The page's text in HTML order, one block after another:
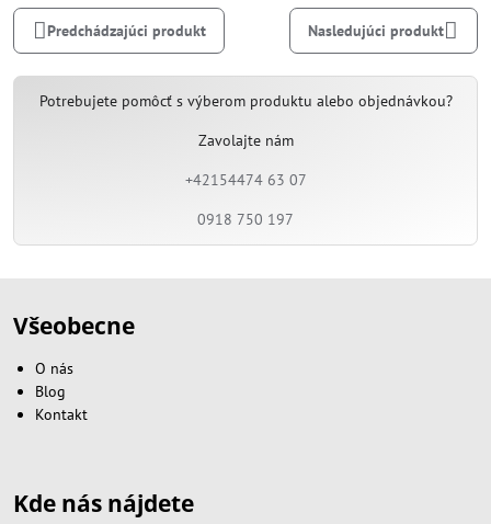
Predchádzajúci produkt Nasledujúci produkt
Potrebujete pomôcť s výberom produktu alebo objednávkou?
Zavolajte nám
+42154474 63 07
0918 750 197
Všeobecne
O nás
Blog
Kontakt
Kde nás nájdete